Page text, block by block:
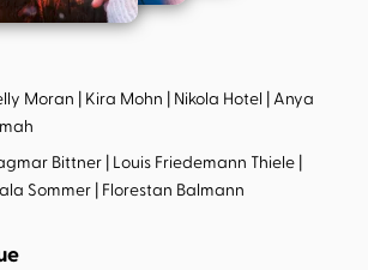
Moran Kira Mohn Nikola Hotel
Anya
Bittner
Louis Friedemann Thiele
Sommer
Florestan Balmann